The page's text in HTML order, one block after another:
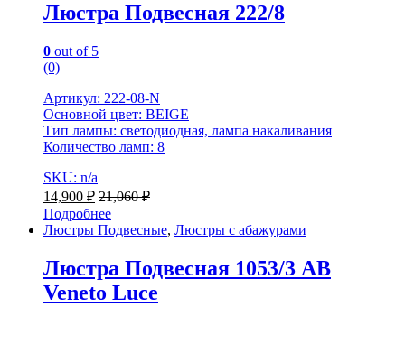
Люстра Подвесная 222/8
0 out of 5
(0)
Артикул: 222-08-N
Основной цвет: BEIGE
Тип лампы: светодиодная, лампа накаливания
Количество ламп: 8
SKU: n/a
14,900 ₽ 21,060₽
Подробнее
Люстры Подвесные, Люстры с абажурами
Люстра Подвесная 1053/3 AB
Veneto Luce